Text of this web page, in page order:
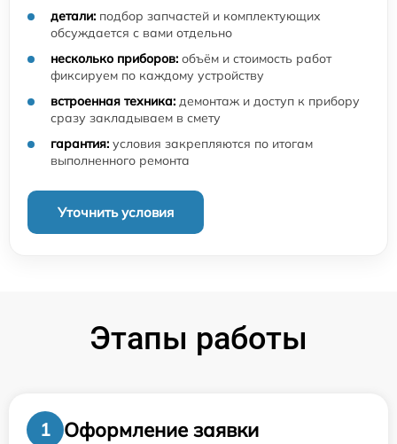
детали: подбор запчастей и комплектующих
обсуждается с вами отдельно
несколько приборов: объём и стоимость работ
фиксируем по каждому устройству
встроенная техника: демонтаж и доступ к прибору
сразу закладываем в смету
гарантия: условия закрепляются по итогам
выполненного ремонта
Уточнить условия
Этапы работы
1
Оформление заявки